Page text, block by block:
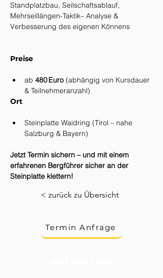
Standplatzbau, Seilschaftsablauf,
Mehrseillängen-Taktik– Analyse &
Verbesserung des eigenen Könnens
Preise
ab 480 Euro (abhängig von Kursdauer
& Teilnehmeranzahl)
Ort
Steinplatte Waidring (Tirol – nahe
Salzburg & Bayern)
Jetzt Termin sichern – und mit einem
erfahrenen Bergführer sicher an der
Steinplatte klettern!
< zurück zu Übersicht
Termin Anfrage